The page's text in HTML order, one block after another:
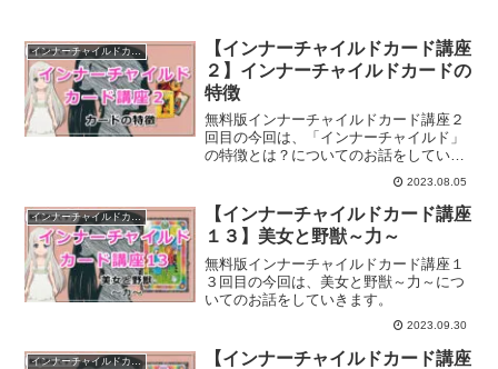
インナーチャイルドカード講座
【インナーチャイルドカード講座
２】インナーチャイルドカードの
特徴
無料版インナーチャイルドカード講座２
回目の今回は、「インナーチャイルド」
の特徴とは？についてのお話をしていき
2023.08.05
インナーチャイルドカード講座
【インナーチャイルドカード講座
１３】美女と野獣～力～
無料版インナーチャイルドカード講座１
３回目の今回は、美女と野獣～力～につ
いてのお話をしていきます。
2023.09.30
インナーチャイルドカード講座
【インナーチャイルドカード講座